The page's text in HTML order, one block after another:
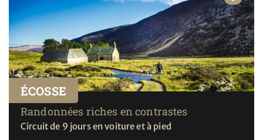
ÉCOSSE
Randonnées riches en contrastes
Circuit de 9 jours en voiture et à pied